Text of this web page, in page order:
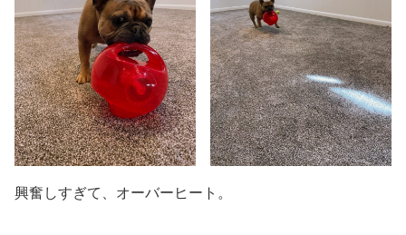
興奮しすぎて、オーバーヒート。